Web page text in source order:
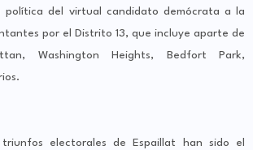
política del virtual candidato demócrata a la
por el Distrito 13, que incluye aparte de
Washington Heights, Bedfort Park,
electorales de Espaillat han sido el